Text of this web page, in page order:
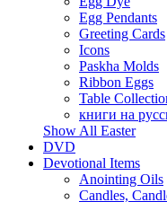
Egg Pendants
Greeting Cards
Icons
Paskha Molds
Ribbon Eggs
Table
книги на
Show All Easter
DVD
Devotional Items
Anointing Oils
Candles,